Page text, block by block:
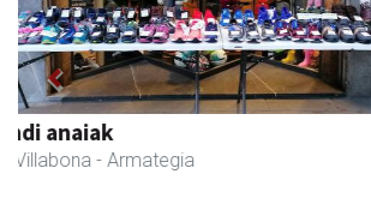
IZT Informatika Zerbitzu Integrala
Andoain - IKT
Previous